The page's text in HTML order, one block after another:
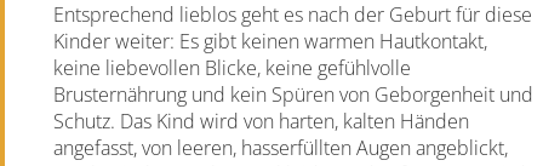
Entsprechend lieblos geht es nach der Geburt für diese
Kinder weiter: Es gibt keinen warmen Hautkontakt,
keine liebevollen Blicke, keine gefühlvolle
Brusternährung und kein Spüren von Geborgenheit und
Schutz. Das Kind wird von harten, kalten Händen
angefasst, von leeren, hasserfüllten Augen angeblickt,